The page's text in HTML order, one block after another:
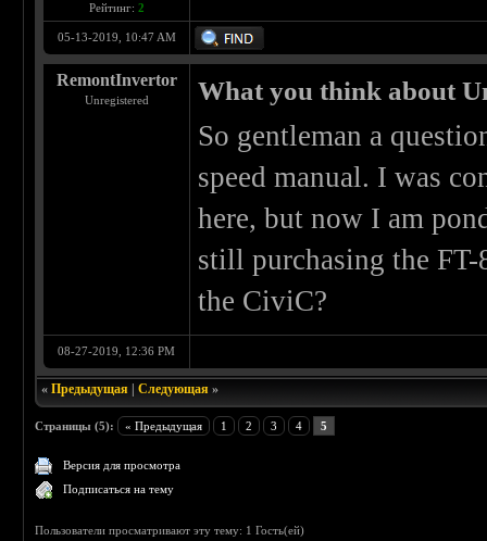
Рейтинг: 2
05-13-2019, 10:47 AM
RemontInvertor
Unregistered What you think about
So gentleman a
speed manual. I was
here, but now I am
still purchasing the
the CiviC?
08-27-2019, 12:36 PM
«Предыдущая |Следующая »
Страницы (5): « Предыдущая 1 2 3 4 5
Версия для просмотра
Подписаться на тему
Пользователи просматривают эту тему: 1 Гость(ей)